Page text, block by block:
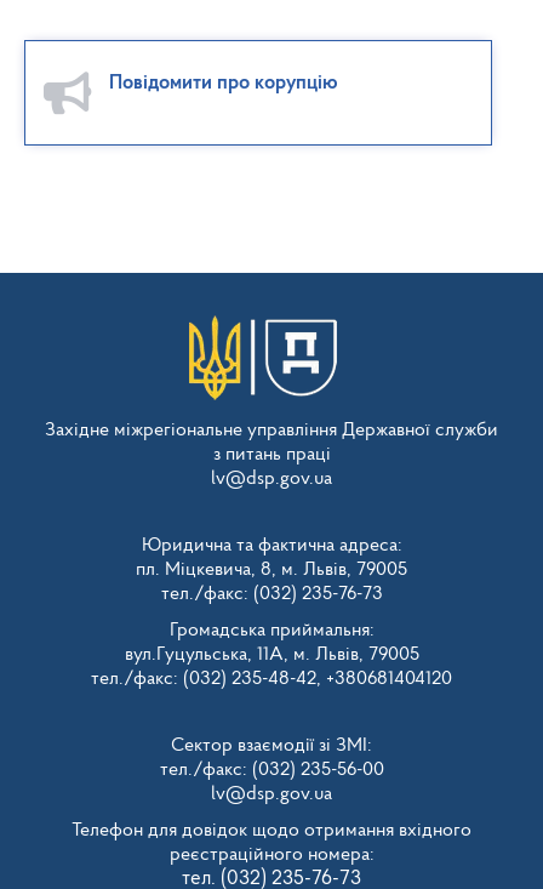
Повідомити про корупцію
Західне міжрегіональне управління Державної служби
з питань праці
lv@dsp.gov.ua
Юридична та фактична адреса:
пл. Міцкевича, 8, м. Львів, 79005
тел./факс: (032) 235-76-73
Громадська приймальня:
вул.Гуцульська, 11А, м. Львів, 79005
тел./факс: (032) 235-48-42, +380681404120
Сектор взаємодії зі ЗМІ:
тел./факс: (032) 235-56-00
lv@dsp.gov.ua
Телефон для довідок щодо отримання вхідного
реєстраційного номера:
тел. (032) 235-76-73